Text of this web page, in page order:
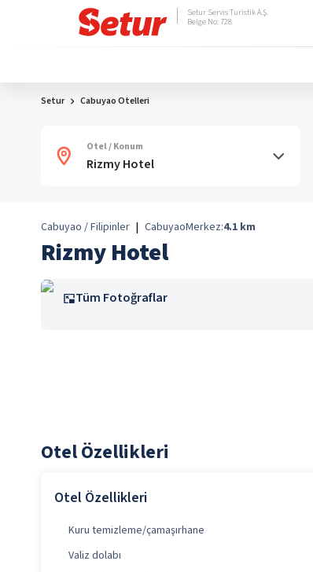
Setur Servis Turistik A.Ş.
Belge No: 728
Setur Cabuyao Otelleri
Otel / Konum
Cabuyao / Filipinler | CabuyaoMerkez:4.1 km
Rizmy Hotel
Tüm Fotoğraflar
Otel Özellikleri
Otel Özellikleri
Kuru temizleme/çamaşırhane
Valiz dolabı